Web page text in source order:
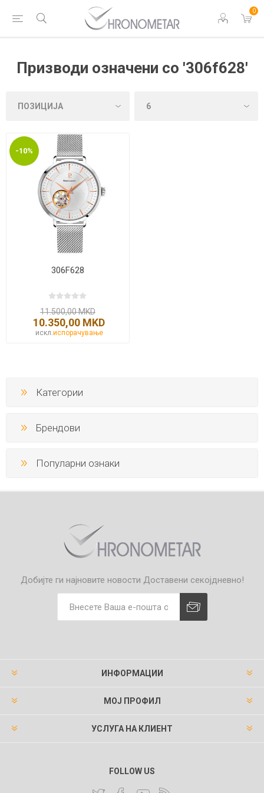
0
Призводи означени со '306f628'
-10%
306F628
11.500,00 MKD
10.350,00 MKD
искл. испорачување
Категории
Брендови
Популарни ознаки
Добијте ги најновите новости Доставени секојдневно!
ИНФОРМАЦИИ
МОЈ ПРОФИЛ
УСЛУГА НА КЛИЕНТ
FOLLOW US